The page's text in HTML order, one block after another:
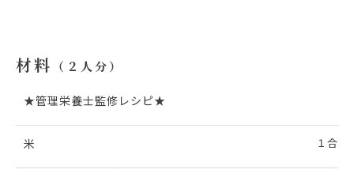
材料 （２人分）
★管理栄養士監修レシピ★
米 １合